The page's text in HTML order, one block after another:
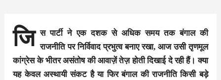
जि स पार्टी ने एक दशक से अधिक समय तक बंगाल की
राजनीति पर निर्विवाद प्रभुत्व बनाए रखा, आज उसी तृणमूल
कांग्रेस के भीतर असंतोष की आवाज़ें तेज़ होती दिखाई दे रही हैं। क्या
यह केवल अस्थायी संकट है या फिर बंगाल की राजनीति किसी बड़े